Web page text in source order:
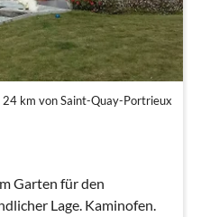
24 km von Saint-Quay-Portrieux
Garten für den
Lage. Kaminofen.